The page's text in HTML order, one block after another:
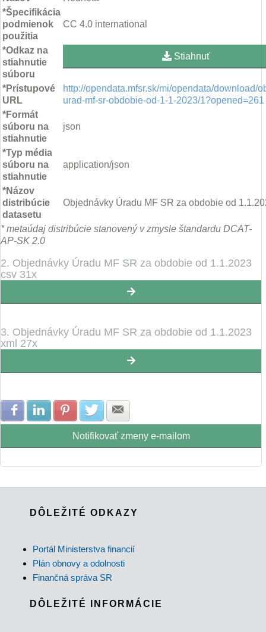
*Špecifikácia
podmienok
použitia
CC 4.0 international
*Odkaz na
stiahnutie
súboru
Stiahnuť
*Prístupové
URL
http://opendata.mfsr.sk/mi/opendata/download/
urad-mf-sr-obdobie-od-1-1-2023/1?opened=261
*Formát
súboru na
stiahnutie
json
*Typ média
súboru na
stiahnutie
application/json
*Názov
distribúcie
datasetu
Objednávky Úradu MF SR za obdobie od
* metaúdaj distribúcie stanovený v zmysle štandardu DCAT-
AP-SK 2.0
2. Objednávky Úradu MF SR za obdobie od 1.1.2023
csv 31x
3. Objednávky Úradu MF SR za obdobie od 1.1.2023
xml 27x
Zdielať na Facebook
Zdielať na LinkedIn
Zdielať na Pinterest
Zdielať na Twitter
Notifikovať zmeny e-mailom
DÔLEŽITÉ ODKAZY
Portál Ministerstva financií
Plán obnovy a odolnosti
Finančná správa SR
DÔLEŽITÉ INFORMÁCIE